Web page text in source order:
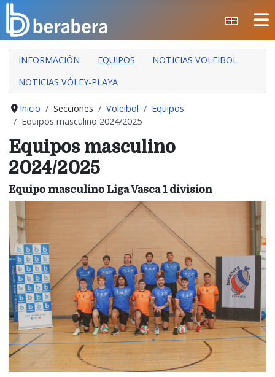
CERRAR
INICIO
CLUB
MANTEO
SECCIONES
EVENTOS
ÁREA SOCIAL
PREVENCIÓN DE LA VIOLENCIA
BERA BERA IZARRAK
INFORMACIÓN EQUIPOS
NOTICIAS VOLEIBOL
NOTICIAS VÓLEY-PLAYA
Inicio Secciones Voleibol
Equipos
Equipos masculino 2024/2025
Equipos masculino
2024/2025
Equipo masculino Liga Vasca 1 division